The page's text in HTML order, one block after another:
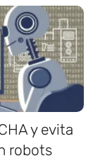
y evita
robots